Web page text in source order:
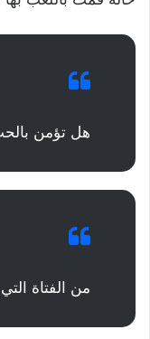
هل تؤمن
من الفتاة